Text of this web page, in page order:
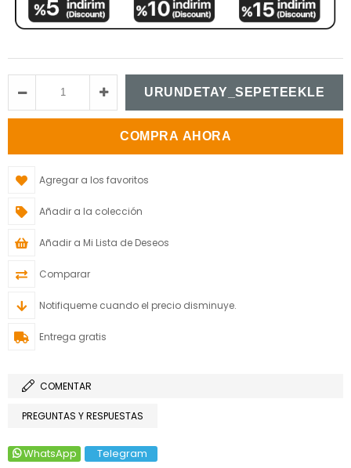
Agregar a los favoritos
Añadir a la colección
Añadir a Mi Lista de Deseos
Comparar
Notifiqueme cuando el precio disminuye.
Entrega gratis
COMENTAR
PREGUNTAS Y RESPUESTAS
WhatsApp Telegram